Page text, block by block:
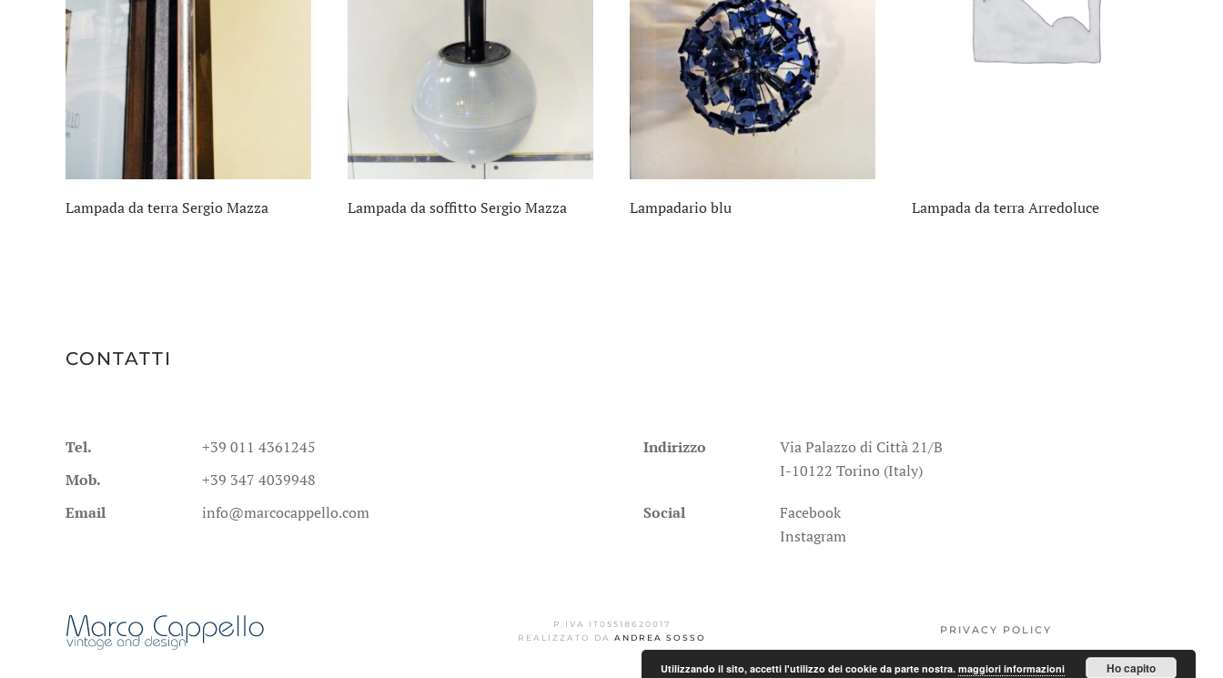
Lampada da terra Sergio Mazza Lampada da soffitto Sergio Mazza Lampadario blu Lampada da terra Arredoluce
CONTATTI
Tel.
+39 011 4361245
Mob.
+39 347 4039948
Email
info@marcocappello.com
Indirizzo
Via Palazzo di Città 21/B
I-10122 Torino (Italy)
Social
Facebook
Instagram
P.IVA IT05518620017
REALIZZATO DA ANDREA SOSSO
PRIVACY POLICY
Utilizzando il sito, accetti l'utilizzo dei cookie da parte nostra. maggiori informazioni Ho capito